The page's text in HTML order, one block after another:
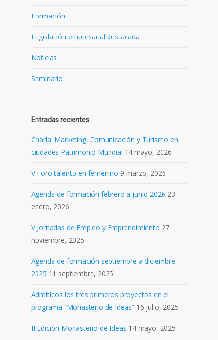
Formación
Legislación empresarial destacada
Noticias
Seminario
Entradas recientes
Charla: Marketing, Comunicación y Turismo en
ciudades Patrimonio Mundial 14 mayo, 2026
V Foro talento en femenino 9 marzo, 2026
Agenda de formación febrero a junio 2026 23
enero, 2026
V Jornadas de Empleo y Emprendimiento 27
noviembre, 2025
Agenda de formación septiembre a diciembre
2025 11 septiembre, 2025
Admitidos los tres primeros proyectos en el
programa “Monasterio de Ideas” 16 julio, 2025
II Edición Monasterio de Ideas 14 mayo, 2025